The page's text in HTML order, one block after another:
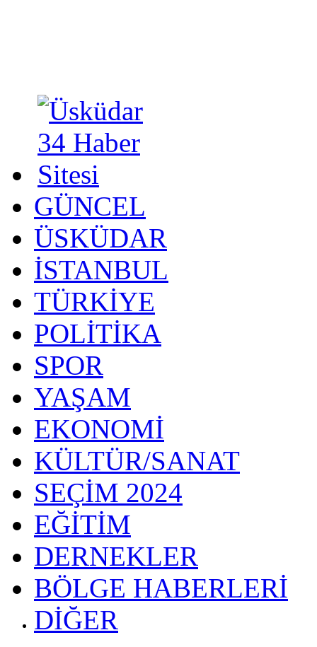
GÜNCEL
ÜSKÜDAR
İSTANBUL
TÜRKİYE
POLİTİKA
SPOR
YAŞAM
EKONOMİ
KÜLTÜR/SANAT
SEÇİM 2024
EĞİTİM
DERNEKLER
BÖLGE HABERLERİ
DİĞER